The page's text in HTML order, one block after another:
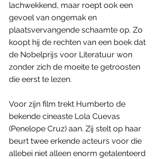
lachwekkend, maar roept ook een
gevoel van ongemak en
plaatsvervangende schaamte op. Zo
koopt hij de rechten van een boek dat
de Nobelprijs voor Literatuur won
zonder zich de moeite te getroosten
die eerst te lezen.
Voor zijn film trekt Humberto de
bekende cineaste Lola Cuevas
(Penelope Cruz) aan. Zij stelt op haar
beurt twee erkende acteurs voor die
allebei niet alleen enorm getalenteerd